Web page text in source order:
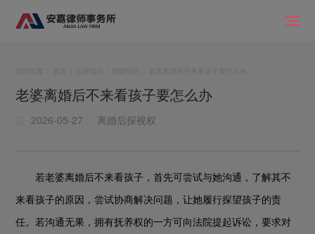
老婆离婚后不来看孩子要怎么办
2026-05-27 离婚后探视权
若老婆离婚后不来看孩子，首先可尝试与她沟通，了解其不
来看孩子的原因，尝试协商解决问题，让她履行探望孩子的责
任。若沟通无果，拥有抚养权的一方可向法院提起诉讼，要求对